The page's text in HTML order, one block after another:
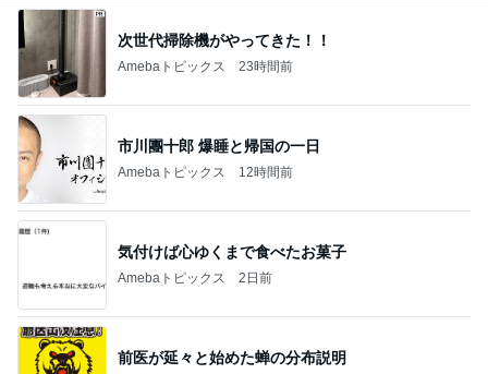
次世代掃除機がやってきた！！
Amebaトピックス 23時間前
市川團十郎 爆睡と帰国の一日
Amebaトピックス 12時間前
気付けば心ゆくまで食べたお菓子
Amebaトピックス 2日前
前医が延々と始めた蝉の分布説明